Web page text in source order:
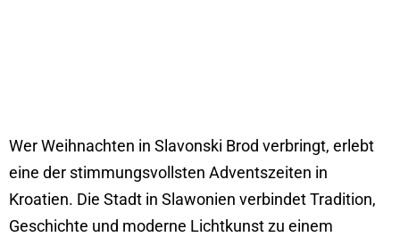
Wer Weihnachten in Slavonski Brod verbringt, erlebt
eine der stimmungsvollsten Adventszeiten in
Kroatien. Die Stadt in Slawonien verbindet Tradition,
Geschichte und moderne Lichtkunst zu einem